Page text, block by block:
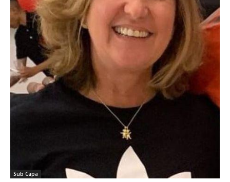
Sub Capa